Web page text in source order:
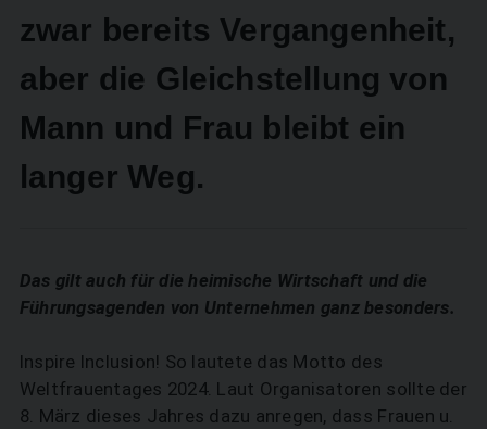
zwar bereits Vergangenheit,
aber die Gleichstellung von
Mann und Frau bleibt ein
langer Weg.
Das gilt auch für die heimische Wirtschaft und die
Führungsagenden von Unternehmen ganz besonders.
Inspire Inclusion! So lautete das Motto des
Weltfrauentages 2024. Laut Organisatoren sollte der
8. März dieses Jahres dazu anregen, dass Frauen u.